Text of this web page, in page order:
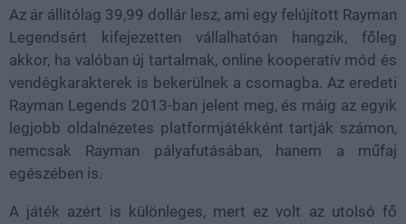
Az ár állítólag 39,99 dollár lesz, ami egy felújított Rayman
Legendsért kifejezetten vállalhatóan hangzik, főleg
akkor, ha valóban új tartalmak, online kooperatív mód és
vendégkarakterek is bekerülnek a csomagba. Az eredeti
Rayman Legends 2013-ban jelent meg, és máig az egyik
legjobb oldalnézetes platformjátékként tartják számon,
nemcsak Rayman pályafutásában, hanem a műfaj
egészében is.
A játék azért is különleges, mert ez volt az utolsó fő